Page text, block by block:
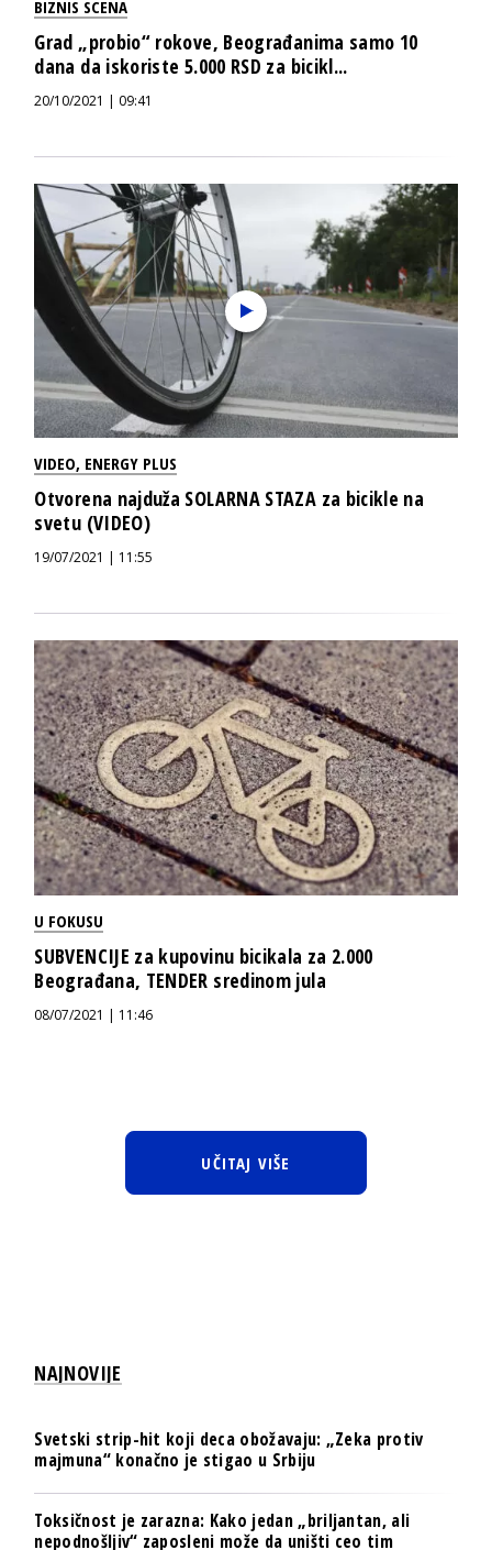
BIZNIS SCENA
Grad „probio“ rokove, Beograđanima samo 10
dana da iskoriste 5.000 RSD za bicikl...
20/10/2021 | 09:41
VIDEO, ENERGY PLUS
Otvorena najduža SOLARNA STAZA za bicikle na
svetu (VIDEO)
19/07/2021 | 11:55
U FOKUSU
SUBVENCIJE za kupovinu bicikala za 2.000
Beograđana, TENDER sredinom jula
08/07/2021 | 11:46
UČITAJ VIŠE
NAJNOVIJE
Svetski strip-hit koji deca obožavaju: „Zeka protiv
majmuna“ konačno je stigao u Srbiju
Toksičnost je zarazna: Kako jedan „briljantan, ali
nepodnošljiv“ zaposleni može da uništi ceo tim